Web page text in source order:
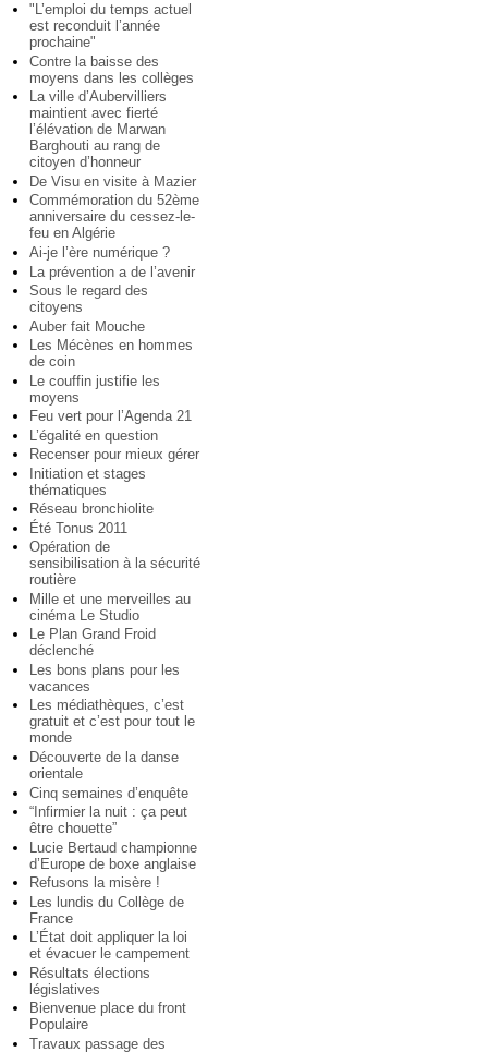
"L’emploi du temps actuel
est reconduit l’année
prochaine"
Contre la baisse des
moyens dans les collèges
La ville d’Aubervilliers
maintient avec fierté
l’élévation de Marwan
Barghouti au rang de
citoyen d’honneur
De Visu en visite à Mazier
Commémoration du 52ème
anniversaire du cessez-le-
feu en Algérie
Ai-je l’ère numérique ?
La prévention a de l’avenir
Sous le regard des
citoyens
Auber fait Mouche
Les Mécènes en hommes
de coin
Le couffin justifie les
moyens
Feu vert pour l’Agenda 21
L’égalité en question
Recenser pour mieux gérer
Initiation et stages
thématiques
Réseau bronchiolite
Été Tonus 2011
Opération de
sensibilisation à la sécurité
routière
Mille et une merveilles au
cinéma Le Studio
Le Plan Grand Froid
déclenché
Les bons plans pour les
vacances
Les médiathèques, c’est
gratuit et c’est pour tout le
monde
Découverte de la danse
orientale
Cinq semaines d’enquête
“Infirmier la nuit : ça peut
être chouette”
Lucie Bertaud championne
d’Europe de boxe anglaise
Refusons la misère !
Les lundis du Collège de
France
L’État doit appliquer la loi
et évacuer le campement
Résultats élections
législatives
Bienvenue place du front
Populaire
Travaux passage des